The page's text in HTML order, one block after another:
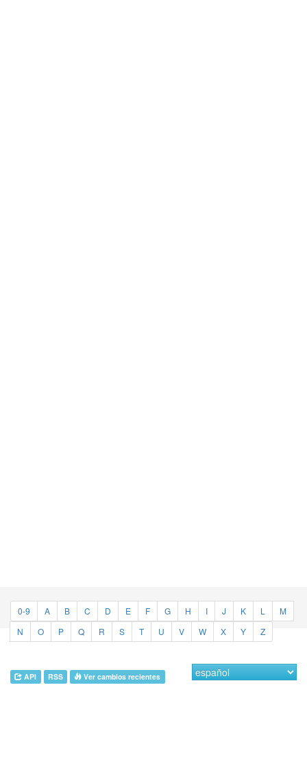
0-9 A B C D E F G H I J K L
M
N
O P Q R S T U V W X Y Z
API RSS Ver cambios recientes